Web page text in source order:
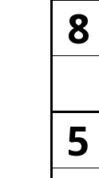
8
5